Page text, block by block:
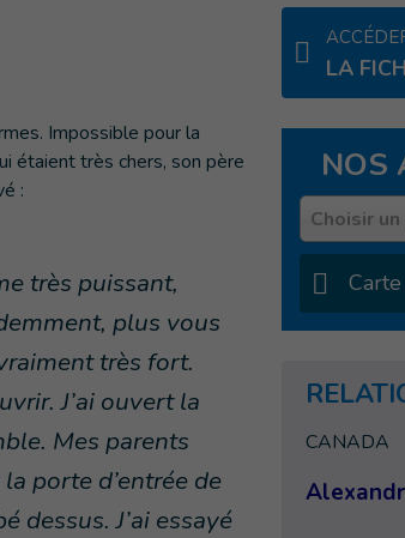
Impossible pour la
étaient très chers, son père
:
très puissant,
plus vous
très fort.
J’ai ouvert la
Mes parents
porte d’entrée de
dessus. J’ai essayé
LA
NOS
PaysChoisir
CANADA